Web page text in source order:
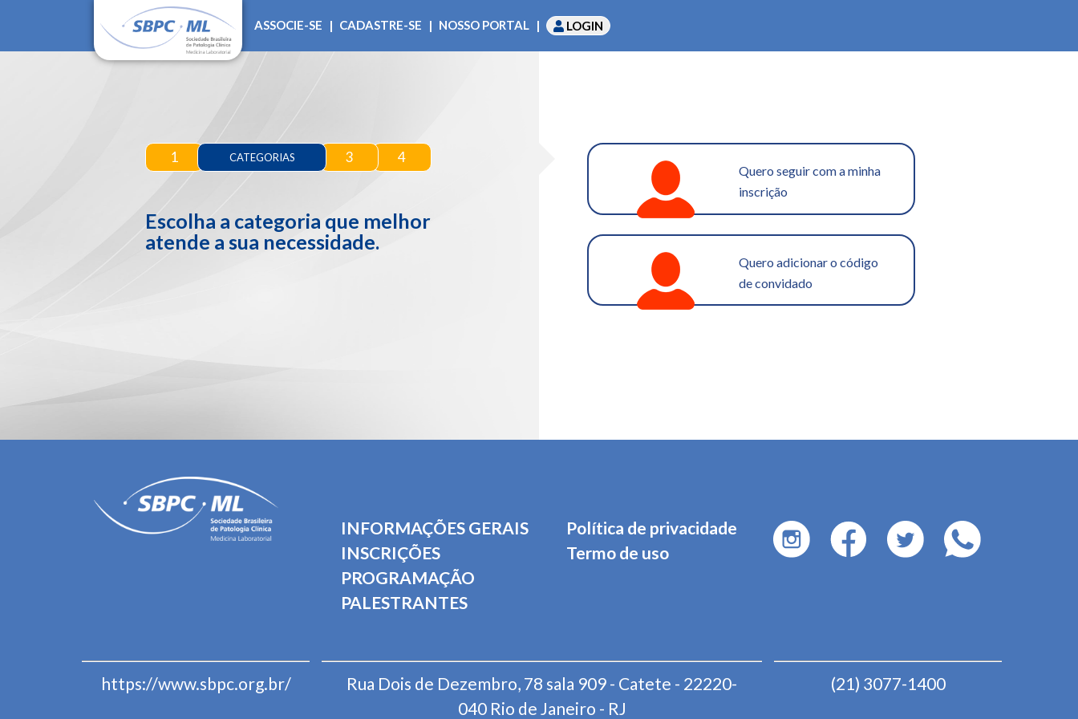
ASSOCIE-SE | CADASTRE-SE | NOSSO PORTAL | LOGIN
1 CATEGORIAS 3 4
Escolha a categoria que melhor
atende a sua necessidade.
Quero seguir com a minha
inscrição
Quero adicionar o código
de convidado
INFORMAÇÕES GERAIS
INSCRIÇÕES
PROGRAMAÇÃO
PALESTRANTES
Política de privacidade
Termo de uso
https://www.sbpc.org.br/
Rua Dois de Dezembro, 78 sala 909 - Catete - 22220-
040 Rio de Janeiro - RJ
(21) 3077-1400